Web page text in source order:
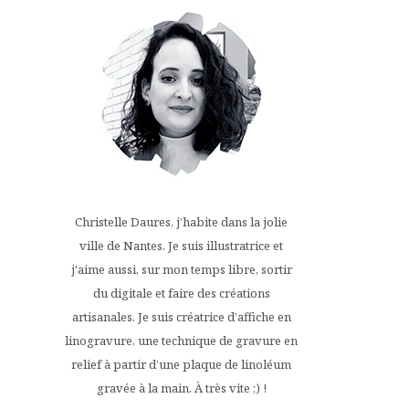
Christelle Daures, j’habite dans la jolie
ville de Nantes. Je suis illustratrice et
j'aime aussi, sur mon temps libre, sortir
du digitale et faire des créations
artisanales. Je suis créatrice d’affiche en
linogravure, une technique de gravure en
relief à partir d’une plaque de linoléum
gravée à la main. À très vite ;) !